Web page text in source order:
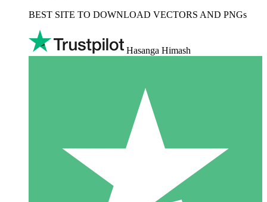
BEST SITE TO DOWNLOAD VECTORS AND PNGs
Hasanga Himash